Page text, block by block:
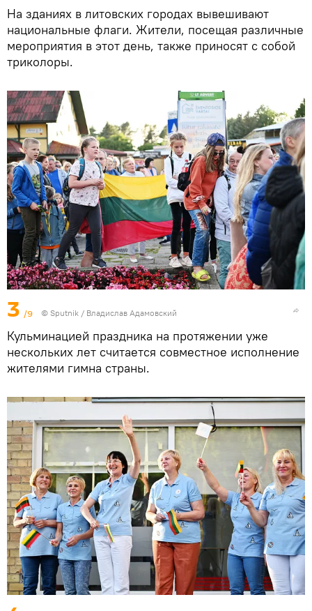
На зданиях в литовских городах вывешивают
национальные флаги. Жители, посещая различные
мероприятия в этот день, также приносят с собой
триколоры.
3 /9 © Sputnik / Владислав Адамовский
Кульминацией праздника на протяжении уже
нескольких лет считается совместное исполнение
жителями гимна страны.